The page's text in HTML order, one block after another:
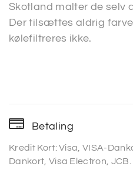
Skotland malter de selv
Der tilsættes aldrig
kølefiltreres ikke.
Betaling
Kredit Kort: Visa, VISA-
Dankort, Visa Electron, JCB.